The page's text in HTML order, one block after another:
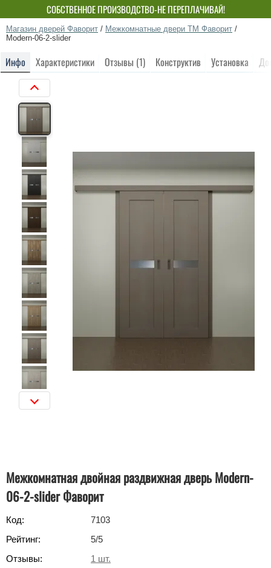
СОБСТВЕННОЕ ПРОИЗВОДСТВО-НЕ ПЕРЕПЛАЧИВАЙ!
Магазин дверей Фаворит / Межкомнатные двери ТМ Фаворит /
Modern-06-2-slider
Инфо Характеристики Отзывы (1) Конструктив Установка
Межкомнатная двойная раздвижная дверь Modern-
06-2-slider Фаворит
Код:
7103
Рейтинг:
5/5
Отзывы:
1 шт.